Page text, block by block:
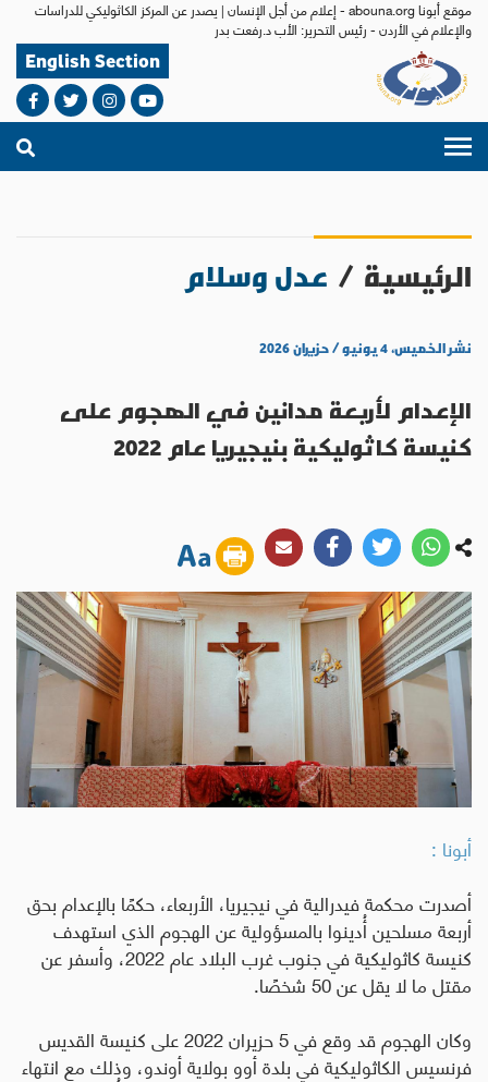
موقع أبونا abouna.org - إعلام من أجل الإنسان | يصدر عن المركز الكاثوليكي للدراسات
والإعلام في الأردن - رئيس التحرير: الأب د.رفعت بدر
English Section
الرئيسية / عدل وسلام
نشر الخميس، ٤ يونيو / حزيران ٢٠٢٦
الإعدام لأربعة مدانين في الهجوم على
كنيسة كاثوليكية بنيجيريا عام 2022
أبونا :
أصدرت محكمة فيدرالية في نيجيريا، الأربعاء، حكمًا بالإعدام بحق
أربعة مسلحين أُدينوا بالمسؤولية عن الهجوم الذي استهدف
كنيسة كاثوليكية في جنوب غرب البلاد عام 2022، وأسفر عن
مقتل ما لا يقل عن 50 شخصًا
.
وكان الهجوم قد وقع في 5 حزيران 2022 على كنيسة القديس
فرنسيس الكاثوليكية في بلدة أوو بولاية أوندو، وذلك مع انتهاء